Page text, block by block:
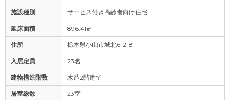
施設種別 サービス付き高齢者向け住宅
延床面積 896.41㎡
住所 栃木県小山市城北6-2-8
入居定員 23名
建物構造階数 木造2階建て
居室総数 23室